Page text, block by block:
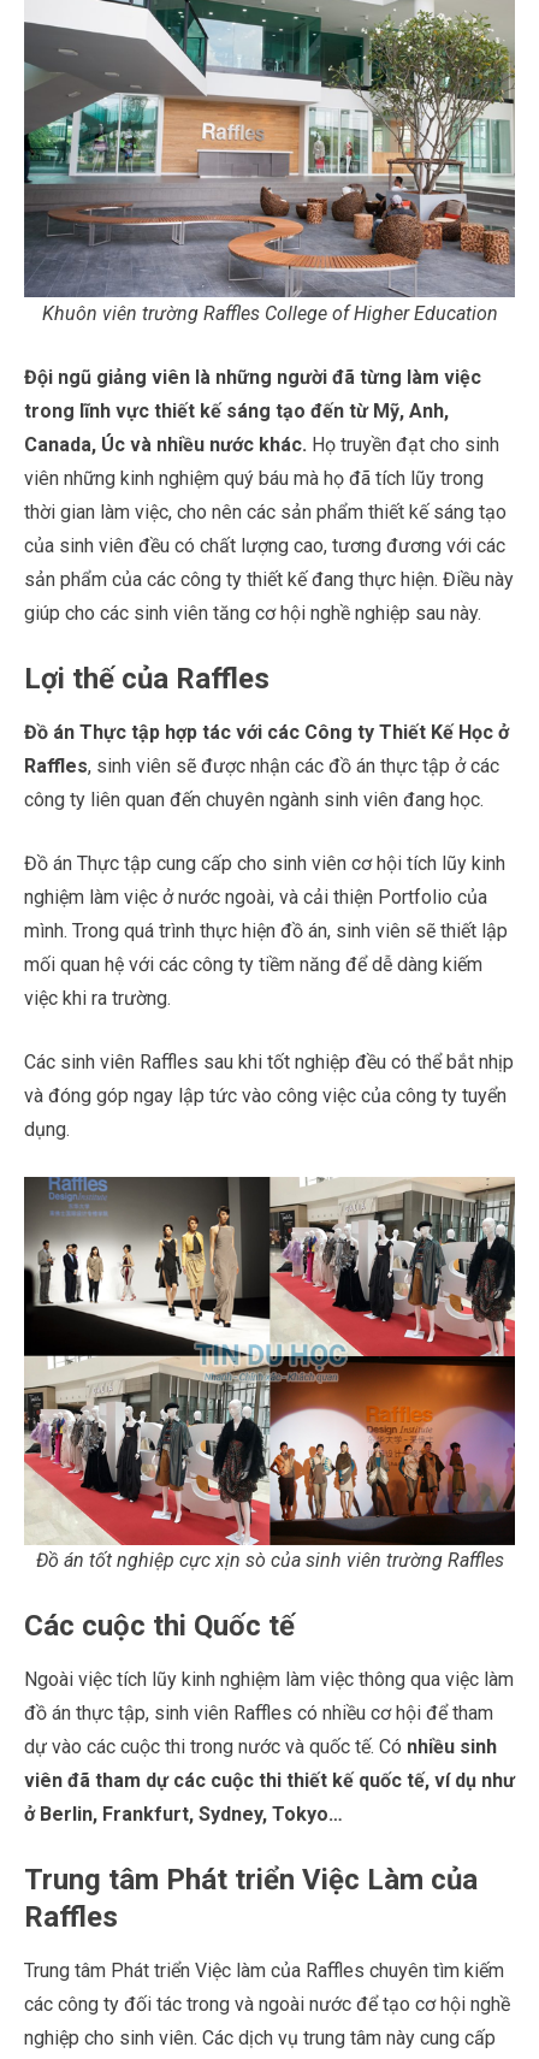
Khuôn viên trường Raffles College of Higher Education
Đội ngũ giảng viên là những người đã từng làm việc
trong lĩnh vực thiết kế sáng tạo đến từ Mỹ, Anh,
Canada, Úc và nhiều nước khác. Họ truyền đạt cho sinh
viên những kinh nghiệm quý báu mà họ đã tích lũy trong
thời gian làm việc, cho nên các sản phẩm thiết kế sáng tạo
của sinh viên đều có chất lượng cao, tương đương với các
sản phẩm của các công ty thiết kế đang thực hiện. Điều này
giúp cho các sinh viên tăng cơ hội nghề nghiệp sau này.
Lợi thế của Raffles
Đồ án Thực tập hợp tác với các Công ty Thiết Kế Học ở
Raffles, sinh viên sẽ được nhận các đồ án thực tập ở các
công ty liên quan đến chuyên ngành sinh viên đang học.
Đồ án Thực tập cung cấp cho sinh viên cơ hội tích lũy kinh
nghiệm làm việc ở nước ngoài, và cải thiện Portfolio của
mình. Trong quá trình thực hiện đồ án, sinh viên sẽ thiết lập
mối quan hệ với các công ty tiềm năng để dễ dàng kiếm
việc khi ra trường.
Các sinh viên Raffles sau khi tốt nghiệp đều có thể bắt nhịp
và đóng góp ngay lập tức vào công việc của công ty tuyển
dụng.
Đồ án tốt nghiệp cực xịn sò của sinh viên trường Raffles
Các cuộc thi Quốc tế
Ngoài việc tích lũy kinh nghiệm làm việc thông qua việc làm
đồ án thực tập, sinh viên Raffles có nhiều cơ hội để tham
dự vào các cuộc thi trong nước và quốc tế. Có nhiều sinh
viên đã tham dự các cuộc thi thiết kế quốc tế, ví dụ như
ở Berlin, Frankfurt, Sydney, Tokyo…
Trung tâm Phát triển Việc Làm của
Raffles
Trung tâm Phát triển Việc làm của Raffles chuyên tìm kiếm
các công ty đối tác trong và ngoài nước để tạo cơ hội nghề
nghiệp cho sinh viên. Các dịch vụ trung tâm này cung cấp